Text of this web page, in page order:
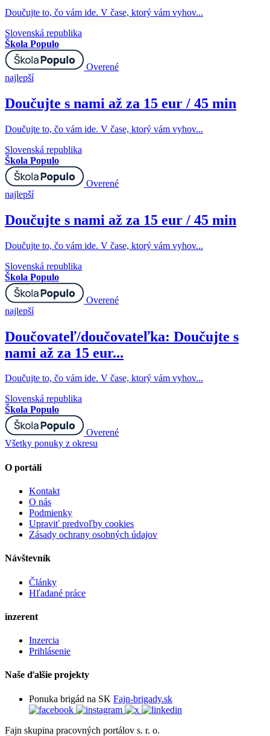
Doučujte to, čo vám ide. V čase, ktorý vám vyhov...
Slovenská republika
Škola Populo
Overené
najlepší
Doučujte s nami až za 15 eur / 45 min
Doučujte to, čo vám ide. V čase, ktorý vám vyhov...
Slovenská republika
Škola Populo
Overené
najlepší
Doučujte s nami až za 15 eur / 45 min
Doučujte to, čo vám ide. V čase, ktorý vám vyhov...
Slovenská republika
Škola Populo
Overené
najlepší
Doučovateľ/doučovateľka: Doučujte s
nami až za 15 eur...
Doučujte to, čo vám ide. V čase, ktorý vám vyhov...
Slovenská republika
Škola Populo
Overené
Všetky ponuky z okresu
O portáli
Kontakt
O nás
Podmienky
Upraviť predvoľby cookies
Zásady ochrany osobných údajov
Návštevník
Články
Hľadané práce
inzerent
Inzercia
Prihlásenie
Naše ďalšie projekty
Ponuka brigád na SK Fajn-brigady.sk
Fajn skupina pracovných portálov s. r. o.